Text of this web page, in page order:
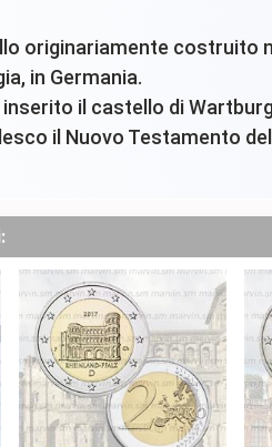
originariamente costruito
in Germania.
inserito il castello di
il Nuovo Testamento